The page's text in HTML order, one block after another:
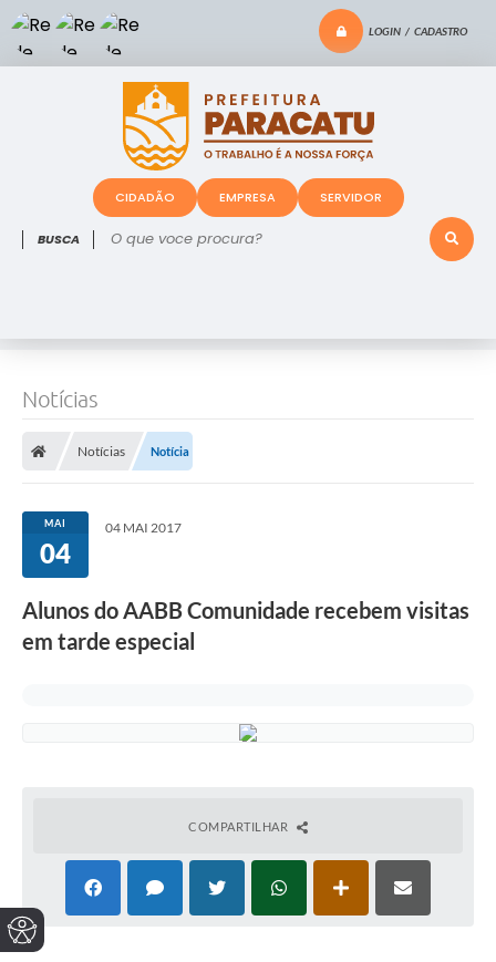
LOGIN / CADASTRO
O que voce procura?
CIDADÃO EMPRESA SERVIDOR
Notícias
Notícias Notícia
MAI
04
04 MAI 2017
Alunos do AABB Comunidade recebem visitas
em tarde especial
COMPARTILHAR